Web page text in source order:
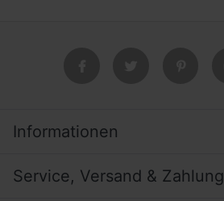
Informationen
Service, Versand & Zahlung